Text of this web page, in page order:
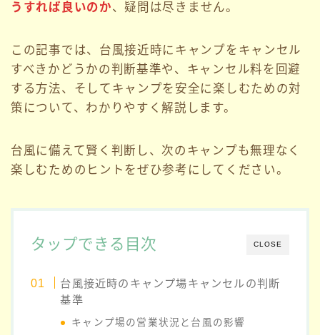
うすれば良いのか、疑問は尽きません。
この記事では、台風接近時にキャンプをキャンセル
すべきかどうかの判断基準や、キャンセル料を回避
する方法、そしてキャンプを安全に楽しむための対
策について、わかりやすく解説します。
台風に備えて賢く判断し、次のキャンプも無理なく
楽しむためのヒントをぜひ参考にしてください。
CLOSE
タップできる目次
台風接近時のキャンプ場キャンセルの判断
基準
キャンプ場の営業状況と台風の影響